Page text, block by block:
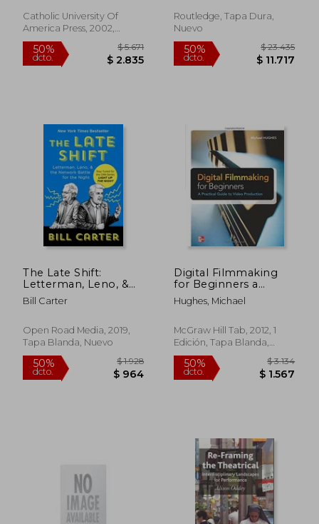
Catholic University Of
America Press, 2002,
Nuevo
50%
dcto. $ 2.835
Routledge, Tapa Dura,
Nuevo
50%
dcto.
The Late Shift:
Letterman, Leno, &
the Network Battle
for the Night (en
Bill Carter
Open Road Media, 2019,
Tapa Blanda, Nuevo
Digital Filmmaking
for Beginners a
Practical Guide to
Video Production (en
Hughes, Michael
McGraw Hill Tab, 2012, 1
Edición, Tapa Blanda,
Nuevo